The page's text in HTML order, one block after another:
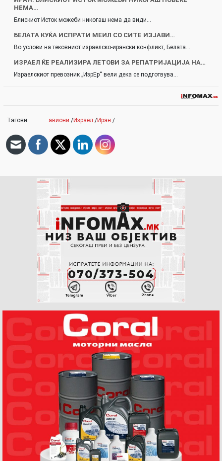
НЕМА…
Блискиот Исток можеби никогаш нема да види…
БЕЛАТА КУЌА ИСПРАТИ МЕИЛ СО СИТЕ ИЗЈАВИ…
Во услови на тековниот израелско-ирански конфликт, Белата…
ИЗРАЕЛ ЌЕ РЕАЛИЗИРА ЛЕТОВИ ЗА РЕПАТРИЈАЦИЈА НА…
Израелскиот превозник „ИзрЕр“ вели дека се подготвува…
Тагови: авиони /Израел /Иран /